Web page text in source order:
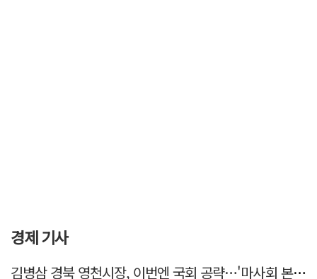
경제 기사
김병삼 경북 영천시장, 이번엔 국회 공략…'마사회 본사 이전·광역교통망 확충' 요청